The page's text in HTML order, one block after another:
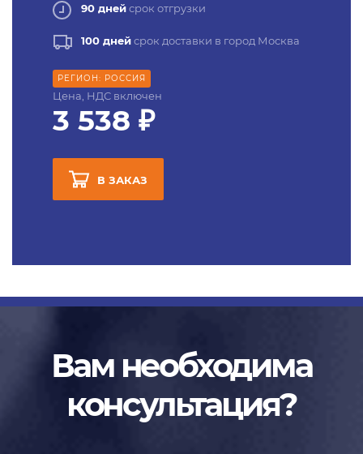
90 днейсрок отгрузки
100 днейсрок доставки в город Москва
РЕГИОН: РОССИЯ
Цена, НДС включен
3 538 ₽
В ЗАКАЗ
Вам необходима
консультация?